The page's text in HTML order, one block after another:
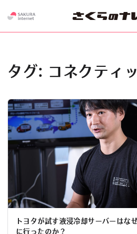
タグ: コネクティ
トヨタが試す液浸冷却サーバーはな
に行ったのか？